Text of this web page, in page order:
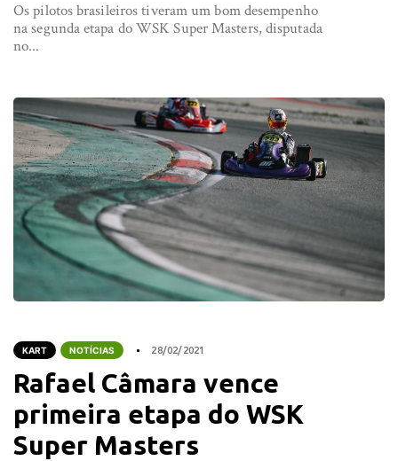
Os pilotos brasileiros tiveram um bom desempenho
na segunda etapa do WSK Super Masters, disputada
no...
KART NOTÍCIAS 28/02/2021
Rafael Câmara vence
primeira etapa do WSK
Super Masters